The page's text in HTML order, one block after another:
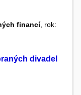
financí, rok:
divadel